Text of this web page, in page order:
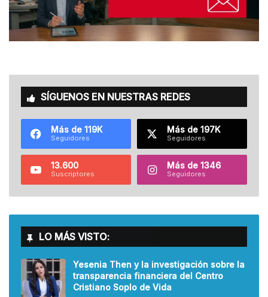
SÍGUENOS EN NUESTRAS REDES
Más de 119K
Seguidores
Más de 197K
Seguidores
13.600
Suscriptores
Más de 1346
Seguidores
LO MÁS VISTO:
Yesenia Then y la investigación sobre la
transparencia financiera del Centro
Cristiano Soplo de Vida